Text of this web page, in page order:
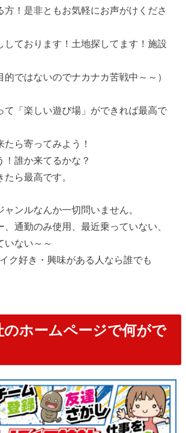
方！是非ともお気軽にお声がけくださ
しております！土地探してます！施設
的ではないのでナカナカ苦戦中～～）
て「楽しい遊び場」ができれば最高で
ら寄ってみよう！
！誰か来てるかな？
ら最高です。
ンルなんか一切問いません。
、通勤のみ使用、最近乗っていない、
いない～～
ク好き・興味がある人なら誰でも
のホームページで何がで